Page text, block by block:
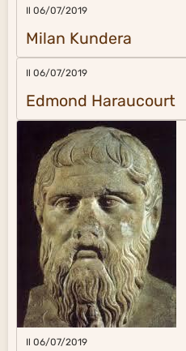
Il 06/07/2019
Milan Kundera
Il 06/07/2019
Edmond Haraucourt
Il 06/07/2019